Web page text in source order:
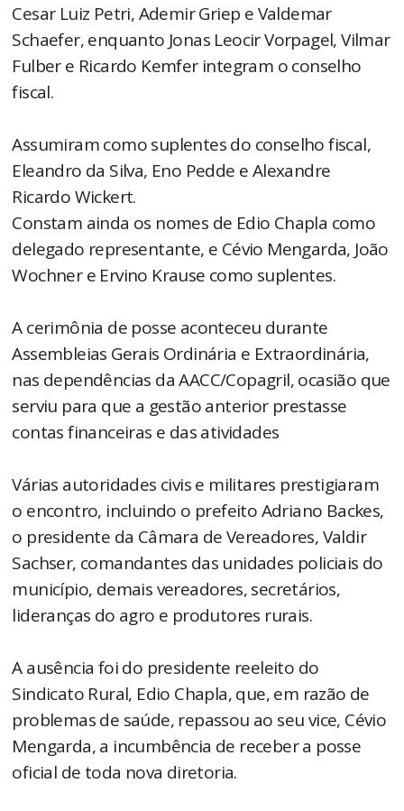
Cesar Luiz Petri, Ademir Griep e Valdemar
Schaefer, enquanto Jonas Leocir Vorpagel, Vilmar
Fulber e Ricardo Kemfer integram o conselho
fiscal.
Assumiram como suplentes do conselho fiscal,
Eleandro da Silva, Eno Pedde e Alexandre
Ricardo Wickert.
Constam ainda os nomes de Edio Chapla como
delegado representante, e Cévio Mengarda, João
Wochner e Ervino Krause como suplentes.
A cerimônia de posse aconteceu durante
Assembleias Gerais Ordinária e Extraordinária,
nas dependências da AACC/Copagril, ocasião que
serviu para que a gestão anterior prestasse
contas financeiras e das atividades
Várias autoridades civis e militares prestigiaram
o encontro, incluindo o prefeito Adriano Backes,
o presidente da Câmara de Vereadores, Valdir
Sachser, comandantes das unidades policiais do
município, demais vereadores, secretários,
lideranças do agro e produtores rurais.
A ausência foi do presidente reeleito do
Sindicato Rural, Edio Chapla, que, em razão de
problemas de saúde, repassou ao seu vice, Cévio
Mengarda, a incumbência de receber a posse
oficial de toda nova diretoria.